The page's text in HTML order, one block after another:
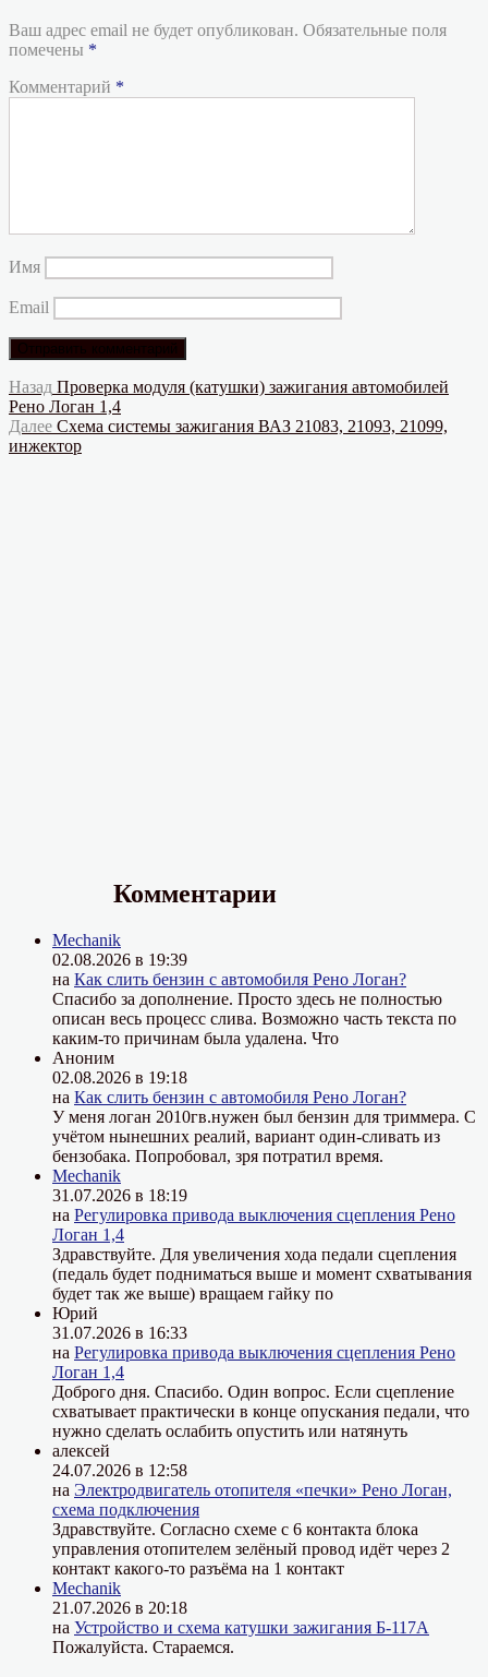
Ваш адрес email не будет опубликован. Обязательные поля
помечены *
Комментарий *
Имя
Email
Навигация
по
записям
Назад Предыдущая
запись:
Проверка модуля (катушки) зажигания автомобилей
Рено Логан 1,4
Далее Следующая
запись:
Схема системы зажигания ВАЗ 21083, 21093, 21099,
инжектор
Комментарии
Mechanik
02.08.2026 в 19:39
на Как слить бензин с автомобиля Рено Логан?
Спасибо за дополнение. Просто здесь не полностью
описан весь процесс слива. Возможно часть текста по
каким-то причинам была удалена. Что
Аноним
02.08.2026 в 19:18
на Как слить бензин с автомобиля Рено Логан?
У меня логан 2010гв.нужен был бензин для триммера. С
учётом нынешних реалий, вариант один-сливать из
бензобака. Попробовал, зря потратил время.
Mechanik
31.07.2026 в 18:19
на Регулировка привода выключения сцепления Рено
Логан 1,4
Здравствуйте. Для увеличения хода педали сцепления
(педаль будет подниматься выше и момент схватывания
будет так же выше) вращаем гайку по
Юрий
31.07.2026 в 16:33
на Регулировка привода выключения сцепления Рено
Логан 1,4
Доброго дня. Спасибо. Один вопрос. Если сцепление
схватывает практически в конце опускания педали, что
нужно сделать ослабить опустить или натянуть
алексей
24.07.2026 в 12:58
на Электродвигатель отопителя «печки» Рено Логан,
схема подключения
Здравствуйте. Согласно схеме с 6 контакта блока
управления отопителем зелёный провод идёт через 2
контакт какого-то разъёма на 1 контакт
Mechanik
21.07.2026 в 20:18
на Устройство и схема катушки зажигания Б-117А
Пожалуйста. Стараемся.